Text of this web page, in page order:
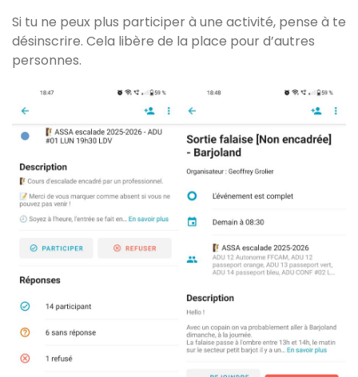
Si tu ne peux plus participer à une activité, pense à te
désinscrire. Cela libère de la place pour d’autres
personnes.